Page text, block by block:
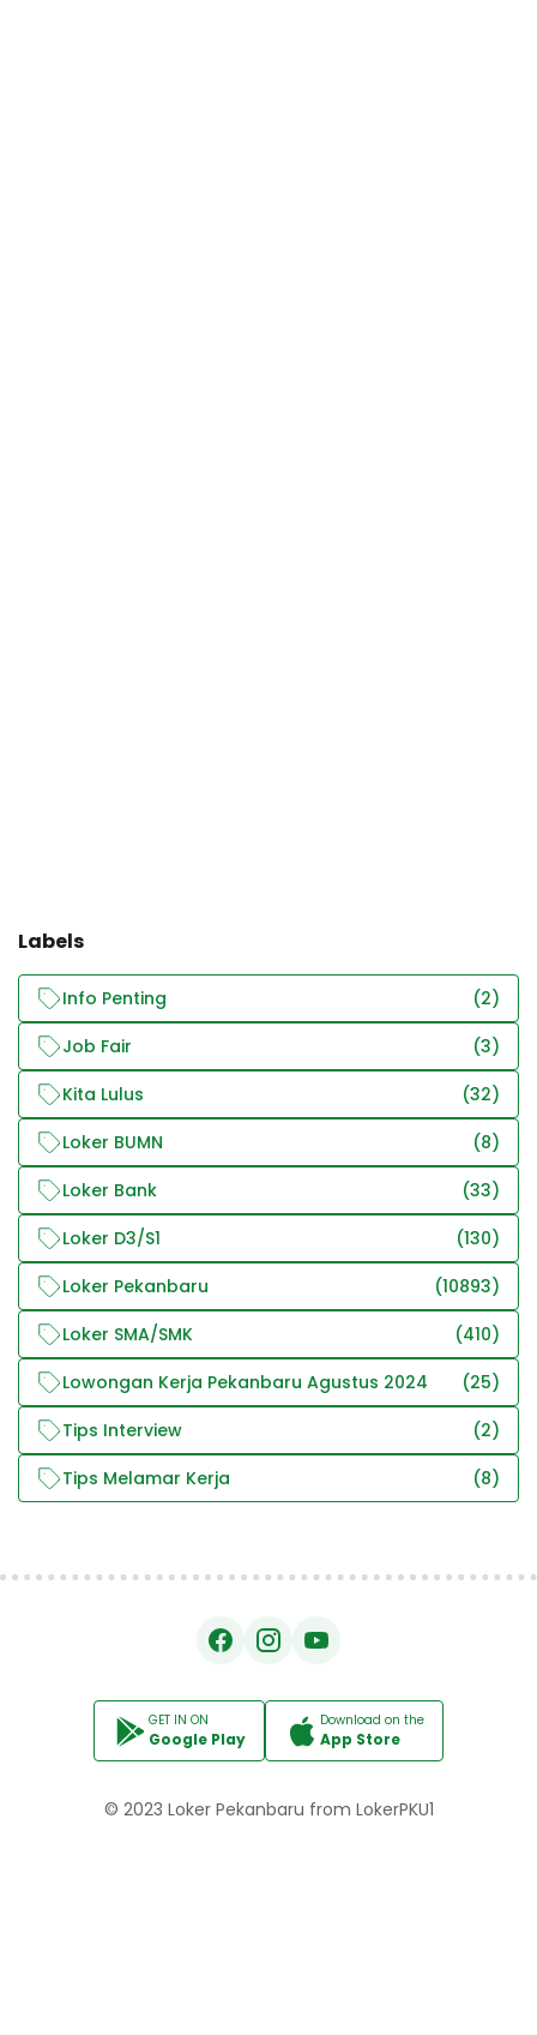
Labels
Info Penting
(2)
Job Fair
(3)
Kita Lulus
(32)
Loker BUMN
(8)
Loker Bank
(33)
Loker D3/S1
(130)
Loker Pekanbaru
(10893)
Loker SMA/SMK
(410)
Lowongan Kerja Pekanbaru Agustus 2024
(25)
Tips Interview
(2)
Tips Melamar Kerja
(8)
GET IN ON
Google Play
Download on the
App Store
© 2023 Loker Pekanbaru from LokerPKU1